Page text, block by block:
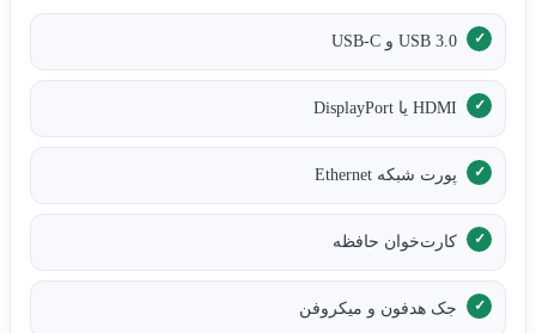
USB 3.0 و USB-C
HDMI یا DisplayPort
پورت شبکه Ethernet
کارت‌خوان حافظه
جک هدفون و میکروفن